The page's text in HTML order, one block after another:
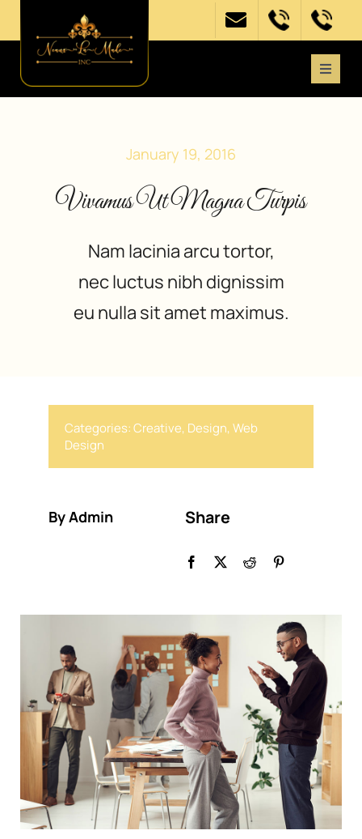
content
Toggle
Need Support?
January 19, 2016
Vivamus Ut Magna Turpis
Nam lacinia arcu tortor,
nec luctus nibh dignissim
eu nulla sit amet maximus.
Categories:Creative, Design,Web
Design
By Admin Share